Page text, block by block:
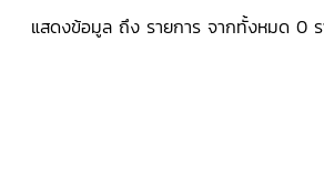
แสดงข้อมูล ถึง รายการ จากทั้งหมด 0 ร